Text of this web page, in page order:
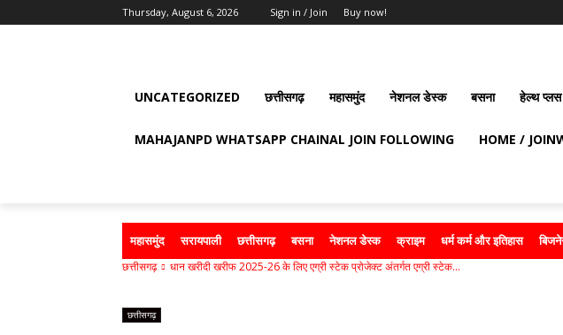
Thursday, August 6, 2026 Sign in / Join Buy now!
UNCATEGORIZED छत्तीसगढ़ महासमुंद नेशनल डेस्क बसना हेल्थ प्लस
MAHAJANPD WHATSAPP CHAINAL JOIN FOLLOWING HOME /
महासमुंद सरायपाली छत्तीसगढ़ बसना नेशनल डेस्क क्राइम धर्म कर्म और इतिहास
छत्तीसगढ़ धान खरीदी खरीफ 2025-26 के लिए एग्री स्टेक प्रोजेक्ट अंतर्गत एग्री स्टेक...
छत्तीसगढ़